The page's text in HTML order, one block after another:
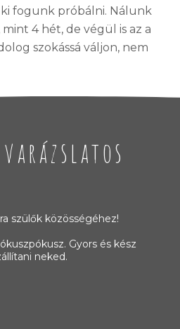
fogunk próbálni. Nálunk
4 hét, de végül is az a
szokássá váljon, nem
szülők közösségéhez!
Gyors és kész
neked.